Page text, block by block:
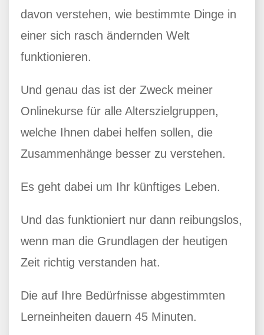
davon verstehen, wie bestimmte Dinge in
einer sich rasch ändernden Welt
funktionieren.
Und genau das ist der Zweck meiner
Onlinekurse für alle Alterszielgruppen,
welche Ihnen dabei helfen sollen, die
Zusammenhänge besser zu verstehen.
Es geht dabei um Ihr künftiges Leben.
Und das funktioniert nur dann reibungslos,
wenn man die Grundlagen der heutigen
Zeit richtig verstanden hat.
Die auf Ihre Bedürfnisse abgestimmten
Lerneinheiten dauern 45 Minuten.